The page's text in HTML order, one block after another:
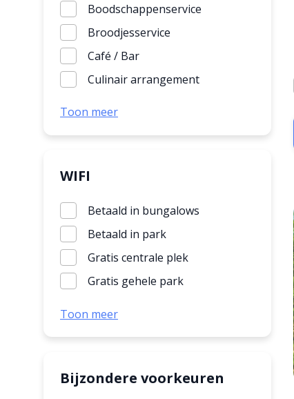
Luxe bungalow
Met airco
Mindervalidenbungalow
Rookvrij huisje
Safaritent
Stacaravan
Villa
Boodschappenservice
Broodjesservice
Café / Bar
Culinair arrangement
Snackbar
Toon meer
WIFI
Betaald in bungalows
Betaald in park
Gratis centrale plek
Gratis gehele park
Toon meer
Bijzondere voorkeuren